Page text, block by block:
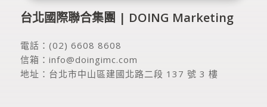
台北國際聯合集團 | DOING Marketing
電話： (02) 6608 8608
信箱： info@doingimc.com
地址： 台北市中山區建國北路二段 137 號 3 樓